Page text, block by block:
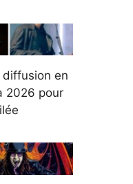
en
2026 pour